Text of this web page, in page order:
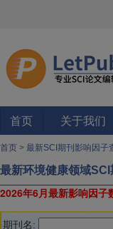
首页 关于我们
首页 > 最新SCI期刊影响因子
最新环境健康领域
2026年6月最新影响因子
期刊名: